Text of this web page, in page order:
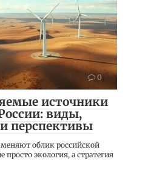
0
источники
виды,
перспективы
облик российской
просто экология, а стратегия